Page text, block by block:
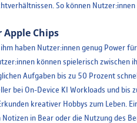
So können
Chips
haben Nutzer:innen genug Power
können spielerisch zwischen
Aufgaben bis zu 50 Prozent
bei On-Device KI Workloads und
kreativer Hobbys zum
in Bear oder die Nutzung des